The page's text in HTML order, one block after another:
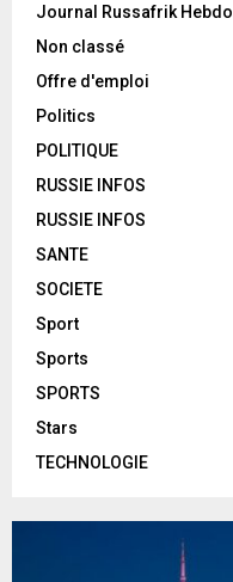
Journal Russafrik Hebdo
Non classé
Offre d'emploi
Politics
POLITIQUE
RUSSIE INFOS
RUSSIE INFOS
SANTE
SOCIETE
Sport
Sports
SPORTS
Stars
TECHNOLOGIE